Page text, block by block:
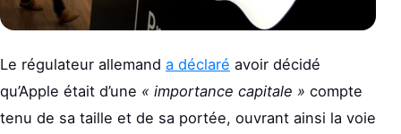
Le régulateur allemand a déclaré avoir décidé
qu’Apple était d’une « importance capitale » compte
tenu de sa taille et de sa portée, ouvrant ainsi la voie